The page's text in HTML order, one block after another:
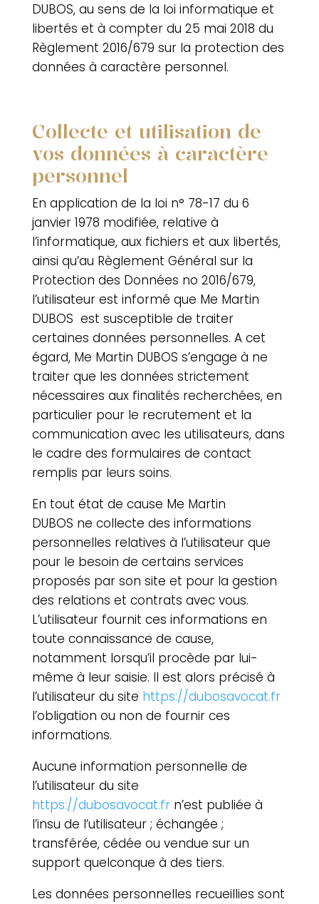
DUBOS, au sens de la loi informatique et
libertés et à compter du 25 mai 2018 du
Règlement 2016/679 sur la protection des
données à caractère personnel.
Collecte et utilisation de
vos données à caractère
personnel
En application de la loi n° 78-17 du 6
janvier 1978 modifiée, relative à
l’informatique, aux fichiers et aux libertés,
ainsi qu’au Règlement Général sur la
Protection des Données no 2016/679,
l’utilisateur est informé que Me Martin
DUBOS est susceptible de traiter
certaines données personnelles. A cet
égard, Me Martin DUBOS s’engage à ne
traiter que les données strictement
nécessaires aux finalités recherchées, en
particulier pour le recrutement et la
communication avec les utilisateurs, dans
le cadre des formulaires de contact
remplis par leurs soins.
En tout état de cause Me Martin
DUBOS ne collecte des informations
personnelles relatives à l’utilisateur que
pour le besoin de certains services
proposés par son site et pour la gestion
des relations et contrats avec vous.
L’utilisateur fournit ces informations en
toute connaissance de cause,
notamment lorsqu’il procède par lui-
même à leur saisie. Il est alors précisé à
l’utilisateur du site https://dubosavocat.fr
l’obligation ou non de fournir ces
informations.
Aucune information personnelle de
l’utilisateur du site
https://dubosavocat.fr n’est publiée à
l’insu de l’utilisateur ; échangée ;
transférée, cédée ou vendue sur un
support quelconque à des tiers.
Les données personnelles recueillies sont